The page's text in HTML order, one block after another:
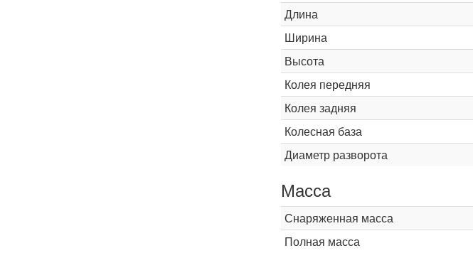
Длина
Ширина
Высота
Колея передняя
Колея задняя
Колесная база
Диаметр разворота
Масса
Снаряженная масса
Полная масса